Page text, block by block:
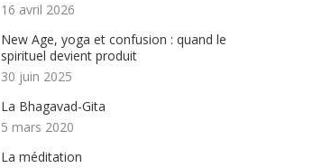
16 avril 2026
New Age, yoga et confusion : quand le
spirituel devient produit
30 juin 2025
La Bhagavad-Gita
5 mars 2020
La méditation